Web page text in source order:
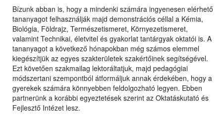
Bízunk abban is, hogy a mindenki számára ingyenesen elérhető
tananyagot felhasználják majd demonstrációs céllal a Kémia,
Biológia, Földrajz, Természetismeret, Környezetismeret,
valamint Technikai, életvitel és gyakorlat tantárgyak oktatói is. A
tananyagot a következő hónapokban még számos elemmel
kiegészítjük az egyes szakterületek szakértőinek segítségével.
Ezt követően szakmailag lektoráltatjuk, majd pedagógiai
módszertani szempontból átformáljuk annak érdekében, hogy a
gyerekek számára könnyebben feldolgozható legyen. Ebben
partnerünk a korábbi egyeztetések szerint az Oktatáskutató és
Fejlesztő Intézet lesz.